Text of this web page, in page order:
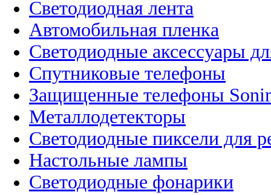
Светодиодная лента
Автомобильная пленка
Светодиодные аксессуары
Спутниковые телефоны
Защищенные телефоны
Металлодетекторы
Светодиодные пиксели для
Настольные лампы
Светодиодные фонарики